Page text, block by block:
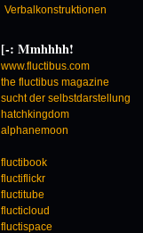
Verbalkonstruktionen
[-: Mmhhhh!
www.fluctibus.com
the fluctibus magazine
sucht der selbstdarstellung
hatchkingdom
alphanemoon
fluctibook
fluctiflickr
fluctitube
flucticloud
fluctispace